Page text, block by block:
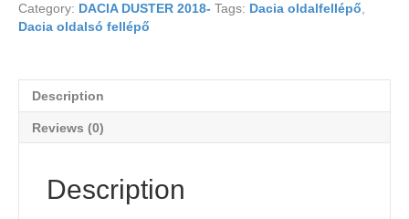
Category: DACIA DUSTER 2018- Tags: Dacia oldalfellépő,
Dacia oldalsó fellépő
Description
Reviews (0)
Description